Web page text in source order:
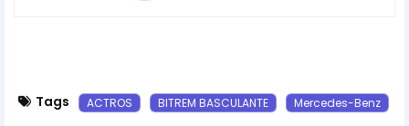
Tags ACTROS BITREM BASCULANTE Mercedes-Benz